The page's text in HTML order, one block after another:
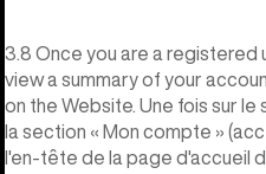
3.8 Once you are a registered
view a summary of your
on the Website. Une fois sur
la section « Mon compte »
l'en-tête de la page d'accueil